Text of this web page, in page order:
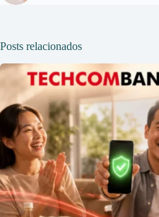
Posts relacionados